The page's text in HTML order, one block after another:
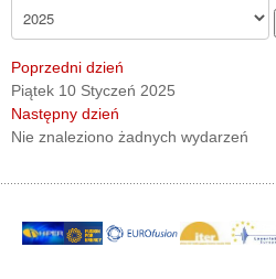
Poprzedni dzień
Piątek 10 Styczeń 2025
Następny dzień
Nie znaleziono żadnych wydarzeń